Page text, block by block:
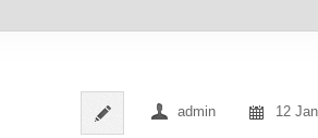
admin 12